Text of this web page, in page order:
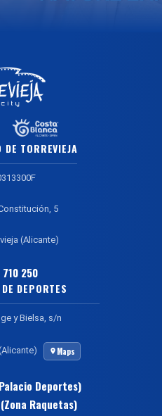
DE TORREVIEJA
5
(Alicante)
250
DEPORTES
y Bielsa, s/n
Maps
Deportes)
Raquetas)